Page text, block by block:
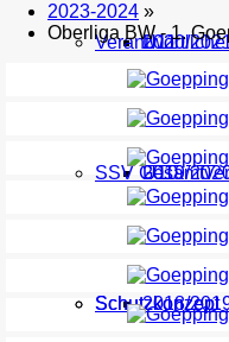
U11
U10
Schutzkonzept
2020/
2019/
2018/
Verantwortliche
SSV
Schutzkonzept
2023-2024 »
Oberliga BW - 1.